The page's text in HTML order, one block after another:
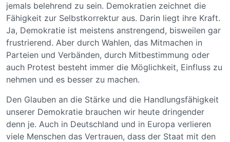
jemals belehrend zu sein. Demokratien zeichnet die
Fähigkeit zur Selbstkorrektur aus. Darin liegt ihre Kraft.
Ja, Demokratie ist meistens anstrengend, bisweilen gar
frustrierend. Aber durch Wahlen, das Mitmachen in
Parteien und Verbänden, durch Mitbestimmung oder
auch Protest besteht immer die Möglichkeit, Einfluss zu
nehmen und es besser zu machen.
Den Glauben an die Stärke und die Handlungsfähigkeit
unserer Demokratie brauchen wir heute dringender
denn je. Auch in Deutschland und in Europa verlieren
viele Menschen das Vertrauen, dass der Staat mit den